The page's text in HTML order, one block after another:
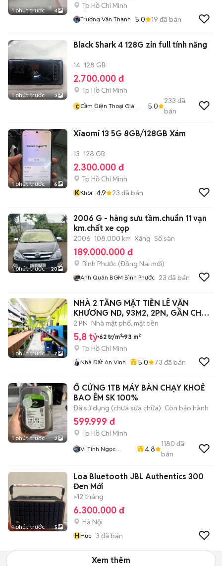
1 phút trước 4
Tp Hồ Chí Minh
Trương Văn Thanh 5.0 19 đã bán
1 phút trước 3
Black Shark 4 128G zin full tính năng
14 128 GB
2.700.000 đ
Tp Hồ Chí Minh
c Cầm Điện Thoại Giá
5.0
233 đã
bán
1 phút trước 6
Xiaomi 13 5G 8GB/128GB Xám
13 128 GB
2.300.000 đ
Tp Hồ Chí Minh
KKhôi 4.9 23 đã bán
1 phút trước 20
2006 G - hàng sưu tầm.chuẩn 11 vạn
km.chất xe cọp
2006 108.000 km Xăng Số sàn
189.000.000 đ
Bình Phước (Đồng Nai mới)
Anh Quân BGM Bình Phước 23 đã bán
1 phút trước 7
NHÀ 2 TẦNG MẶT TIỀN LÊ VĂN
KHƯƠNG ND, 93M2, 2PN, GẦN CHỢ
ĐÔNG THẠNH,
2 PN Nhà mặt phố, mặt tiền
5,8 tỷ 62 tr/m² 93 m²
Tp Hồ Chí Minh
Nhà Đất An Vinh 5.0 73 đã bán
1 phút trước 2
Ổ CỨNG 1TB MÁY BÀN CHẠY KHOẺ
BAO ÊM SK 100%
Đã sử dụng (chưa sửa chữa) Còn bảo hành
599.999 đ
Tp Hồ Chí Minh
Vi Tính Ngọc
4.8
1180 đã
bán
1 phút trước 5
Loa Bluetooth JBL Authentics 300
Đen Mới
>12 tháng
6.300.000 đ
Hà Nội
HHue 3 đã bán
Xem thêm